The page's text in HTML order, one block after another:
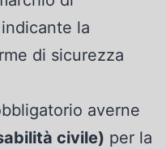
la
di sicurezza
averne
civile) per la